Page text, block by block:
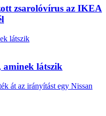
zsarolóvírus az IKEA
aminek látszik